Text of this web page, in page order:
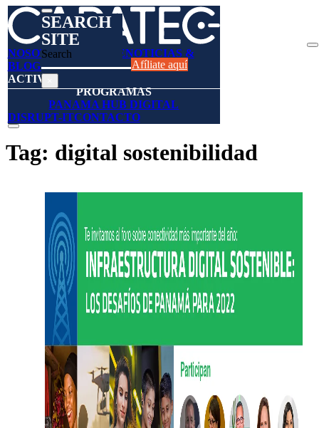
SEARCH
SITE
Search
NOSOTROSAFÍLIESENOTICIAS &
BLOGSDIRECTORIO
ACTIVIDADES
PROGRAMAS
PANAMA HUB DIGITAL
DISRUPT-ITCONTACTO
Afíliate aquí
Tag: digital sostenibilidad